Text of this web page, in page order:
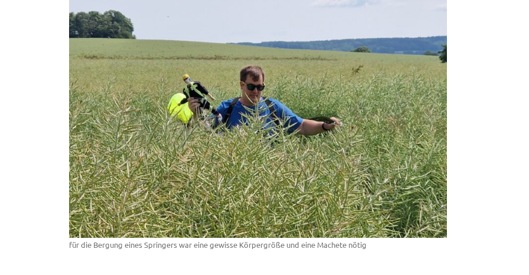
für die Bergung eines Springers war eine gewisse Körpergröße und eine Machete nötig